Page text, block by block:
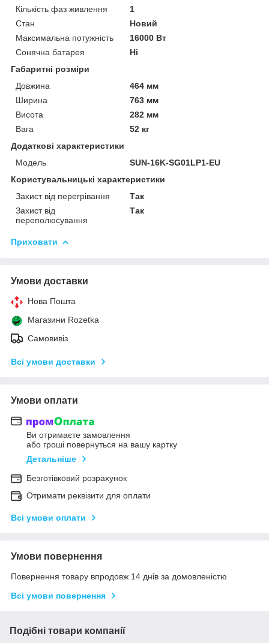
Кількість фаз живлення
1
Стан
Новий
Максимальна потужність
16000 Вт
Сонячна батарея
Ні
Габаритні розміри
Довжина
464 мм
Ширина
763 мм
Висота
282 мм
Вага
52 кг
Додаткові характеристики
Модель
SUN-16K-SG01LP1-EU
Користувальницькі характеристики
Захист від перегрівання
Так
Захист від
переполюсування
Так
Приховати
Умови доставки
Нова Пошта
Магазини Rozetka
Самовивіз
Всі умови доставки
Умови оплати
Ви отримаєте замовлення
або гроші повернуться на вашу картку
Детальніше
Безготівковий розрахунок
Отримати реквізити для оплати
Всі умови оплати
Умови повернення
Повернення товару впродовж 14 днів за домовленістю
Всі умови повернення
Подібні товари компанії